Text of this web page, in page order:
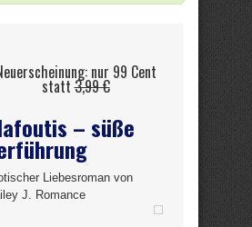
nur 99 Cent
statt3,99 €
– süße
Liebesroman von
J. Romance